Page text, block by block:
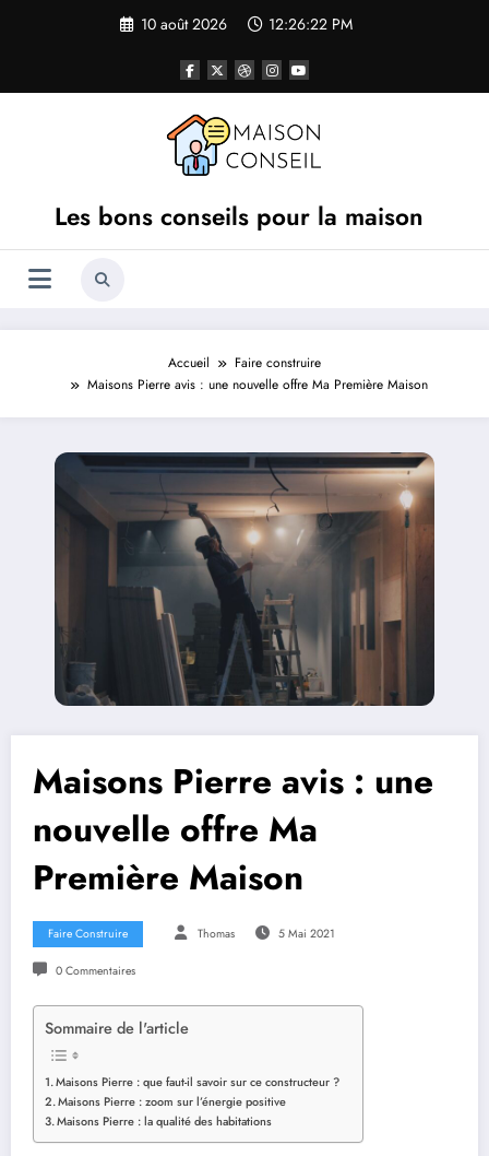
10 août 2026 12:26:23 PM
Les bons conseils pour la maison
Accueil
Faire construire
Maisons Pierre avis : une nouvelle offre Ma Première Maison
Maisons Pierre avis : une
nouvelle offre Ma
Première Maison
Faire Construire Thomas 5 Mai 2021
0 Commentaires
Sommaire de l'article
Maisons Pierre : que faut-il savoir sur ce constructeur ?
Maisons Pierre : zoom sur l’énergie positive
Maisons Pierre : la qualité des habitations